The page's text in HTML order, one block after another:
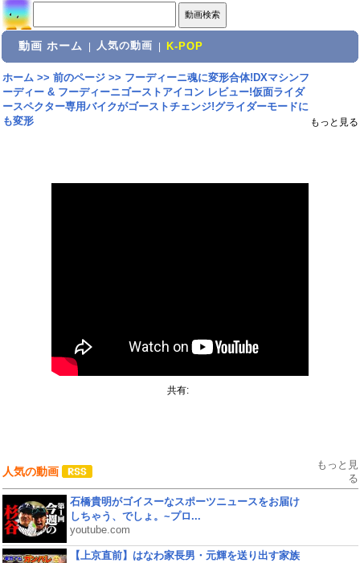
動画 ホーム 人気の動画 K-POP
ホーム>> 前のページ>> フーディーニ魂に変形合体!DXマシンフ
ーディー & フーディーニゴーストアイコン レビュー!仮面ライダ
ースペクター専用バイクがゴーストチェンジ!グライダーモードに
も変形
もっと見る
共有:
人気の動画
もっと見
る
石橋貴明がゴイスーなスポーツニュースをお届け
しちゃう、でしょ。~プロ...
youtube.com
【上京直前】はなわ家長男・元輝を送り出す家族